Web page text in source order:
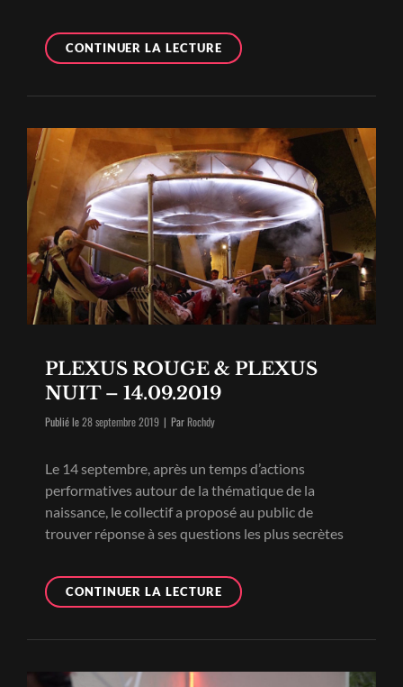
CONTINUER LA LECTURELIVE
BIENNALE
PLEXUS ROUGE & PLEXUS
NUIT – 14.09.2019
Publié le28 septembre 2019 | ParByline
Rochdy
Le 14 septembre, après un temps d’actions
performatives autour de la thématique de la
naissance, le collectif a proposé au public de
trouver réponse à ses questions les plus secrètes
CONTINUER LA LECTUREPLEXUS
ROUGE